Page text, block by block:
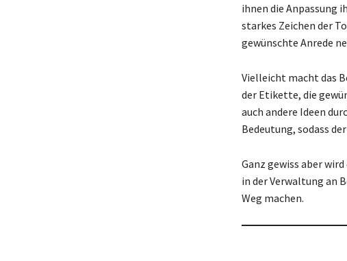
ihnen die Anpassung
starkes Zeichen der
gewünschte Anrede
Vielleicht macht das
der Etikette, die
auch andere Ideen
Bedeutung, sodass
Ganz gewiss aber
in der Verwaltung an
Weg machen.